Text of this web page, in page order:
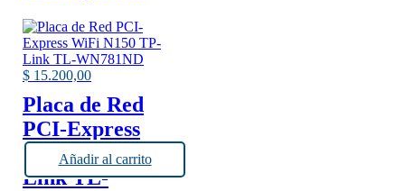
$ 15.200,00
Placa de Red
PCI-Express
WiFi N150 TP-
Link TL-
Añadir al carrito